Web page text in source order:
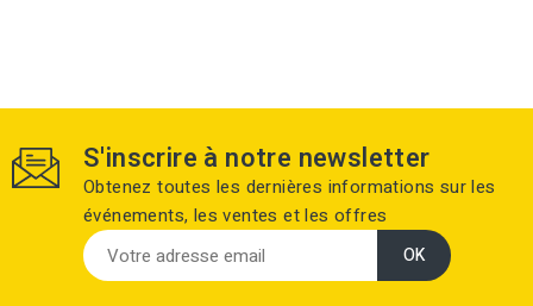
S'inscrire à notre newsletter
Obtenez toutes les dernières informations sur les
événements, les ventes et les offres